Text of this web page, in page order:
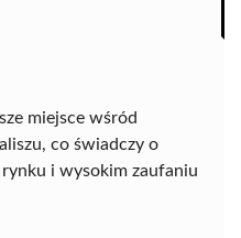
miejsce wśród
co świadczy o
i wysokim zaufaniu